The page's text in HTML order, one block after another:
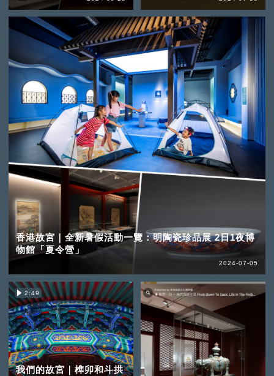
香港故宮｜全新暑假活動一覽：明陶瓷珍品展 2日1夜博
物館「夏令營」
2024-07-05
2:49
我們的故宮｜榫卯和斗拱